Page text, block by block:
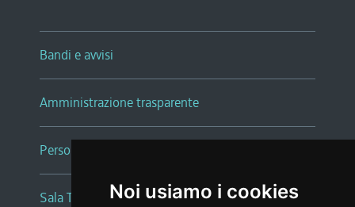
Noi usiamo i cookies
Bandi e avvisi
Amministrazione trasparente
Persone e Uffici
Sala Tiziano Tessitori